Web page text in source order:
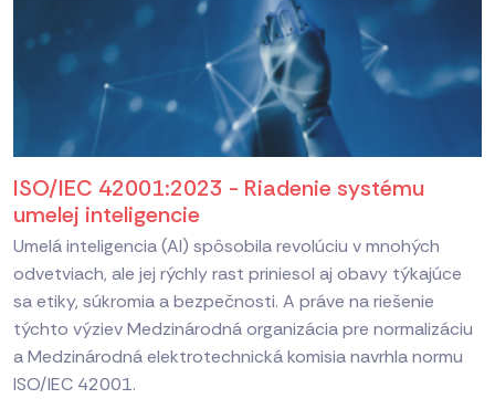
ISO/IEC 42001:2023 - Riadenie systému
umelej inteligencie
Umelá inteligencia (AI) spôsobila revolúciu v mnohých
odvetviach, ale jej rýchly rast priniesol aj obavy týkajúce
sa etiky, súkromia a bezpečnosti. A práve na riešenie
týchto výziev Medzinárodná organizácia pre normalizáciu
a Medzinárodná elektrotechnická komisia navrhla normu
ISO/IEC 42001.